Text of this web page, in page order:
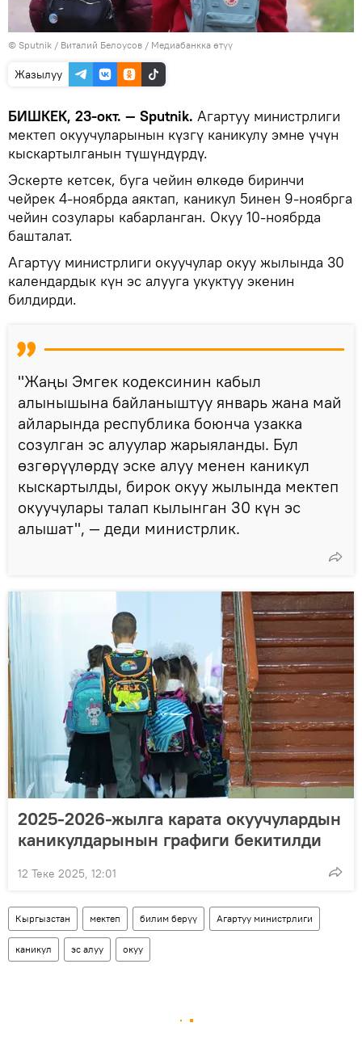
© Sputnik / Виталий Белоусов / Медиабанкка өтүү
Жазылуу
БИШКЕК, 23-окт. — Sputnik. Агартуу министрлиги
мектеп окуучуларынын күзгү каникулу эмне үчүн
кыскартылганын түшүндүрдү.
Эскерте кетсек, буга чейин өлкөдө биринчи
чейрек 4-ноябрда аяктап, каникул 5инен 9-ноябрга
чейин созулары кабарланган. Окуу 10-ноябрда
башталат.
Агартуу министрлиги окуучулар окуу жылында 30
календардык күн эс алууга укуктуу экенин
билдирди.
"Жаңы Эмгек кодексинин кабыл
алынышына байланыштуу январь жана май
айларында республика боюнча узакка
созулган эс алуулар жарыяланды. Бул
өзгөрүүлөрдү эске алуу менен каникул
кыскартылды, бирок окуу жылында мектеп
окуучулары талап кылынган 30 күн эс
алышат", — деди министрлик.
2025-2026-жылга карата окуучулардын
каникулдарынын графиги бекитилди
12 Теке 2025, 12:01
Кыргызстан мектеп билим берүү Агартуу министрлиги
каникул эс алуу окуу